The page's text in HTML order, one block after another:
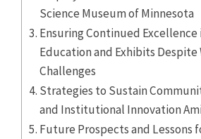
Science Museum of Minnesota
Ensuring Continued Excellence
Education and Exhibits Despite
Challenges
Strategies to Sustain
and Institutional Innovation
Future Prospects and Lessons